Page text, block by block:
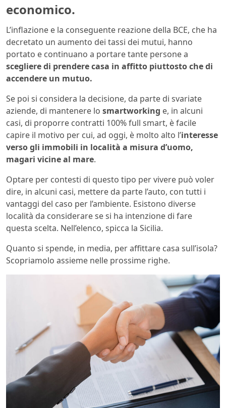
economico.
L’inflazione e la conseguente reazione della BCE, che ha
decretato un aumento dei tassi dei mutui, hanno
portato e continuano a portare tante persone a
scegliere di prendere casa in affitto piuttosto che di
accendere un mutuo.
Se poi si considera la decisione, da parte di svariate
aziende, di mantenere lo smartworking e, in alcuni
casi, di proporre contratti 100% full smart, è facile
capire il motivo per cui, ad oggi, è molto alto l’interesse
verso gli immobili in località a misura d’uomo,
magari vicine al mare.
Optare per contesti di questo tipo per vivere può voler
dire, in alcuni casi, mettere da parte l’auto, con tutti i
vantaggi del caso per l’ambiente. Esistono diverse
località da considerare se si ha intenzione di fare
questa scelta. Nell’elenco, spicca la Sicilia.
Quanto si spende, in media, per affittare casa sull’isola?
Scopriamolo assieme nelle prossime righe.